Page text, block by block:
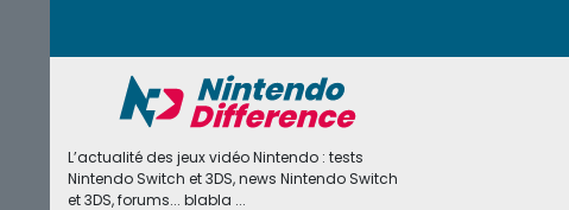
L’actualité des jeux vidéo Nintendo : tests
Nintendo Switch et 3DS, news Nintendo Switch
et 3DS, forums... blabla ...